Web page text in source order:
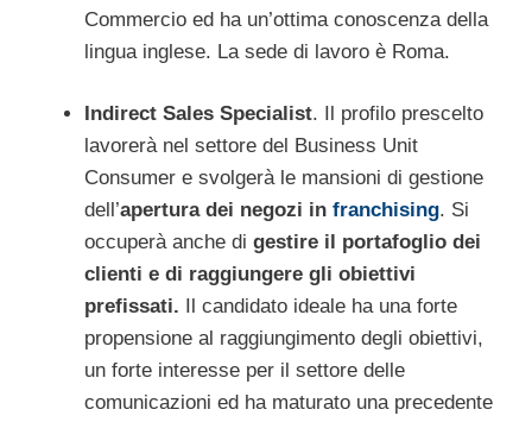
Commercio ed ha un’ottima conoscenza della
lingua inglese. La sede di lavoro è Roma.
Indirect Sales Specialist. Il profilo prescelto
lavorerà nel settore del Business Unit
Consumer e svolgerà le mansioni di gestione
dell’apertura dei negozi in franchising. Si
occuperà anche di gestire il portafoglio dei
clienti e di raggiungere gli obiettivi
prefissati. Il candidato ideale ha una forte
propensione al raggiungimento degli obiettivi,
un forte interesse per il settore delle
comunicazioni ed ha maturato una precedente